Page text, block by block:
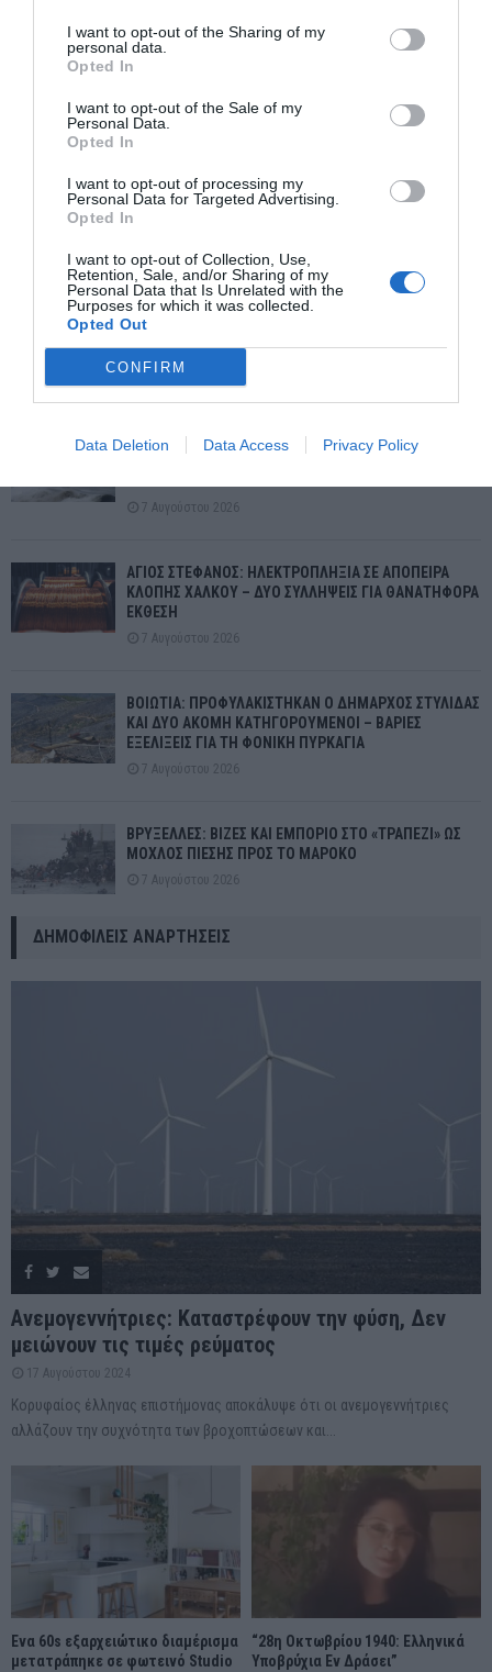
I want to opt-out of the Sharing of my
personal data.
Opted In
I want to opt-out of the Sale of my
Personal Data.
Opted In
I want to opt-out of processing my
Personal Data for Targeted Advertising.
Opted In
I want to opt-out of Collection, Use,
Retention, Sale, and/or Sharing of my
Personal Data that Is Unrelated with the
Purposes for which it was collected.
Opted Out
CONFIRM
Data Deletion Data Access Privacy Policy
Κωνσταντίνος Λεβεντάκος: Διαπραγματευτές κρίσεων της ΕΛ.
ΑΣ και Διοικητής στο Α.Τ Σπάτων.
ΠΡΌΣΦΑΤΕΣ ΔΗΜΟΣΙΕΎΣΕΙΣ
ΓΕΡΜΑΝΙΑ: Η ΜΕΤΑΠΟΙΗΣΗ ΚΑΙ ΟΙ ΕΞΑΓΩΓΕΣ ΔΙΝΟΥΝ
ΩΘΗΣΗ ΣΤΗΝ ΟΙΚΟΝΟΜΙΑ
7 Αυγούστου 2026
ΙΑΠΩΝΙΑ: ΜΑΖΙΚΕΣ ΕΚΚΕΝΩΣΕΙΣ ΚΑΙ ΧΑΟΣ ΣΤΙΣ
7 Αυγούστου 2026
ΑΓΙΟΣ ΣΤΕΦΑΝΟΣ: ΗΛΕΚΤΡΟΠΛΗΞΙΑ ΣΕ ΑΠΟΠΕΙΡΑ
ΚΛΟΠΗΣ ΧΑΛΚΟΥ – ΔΥΟ ΣΥΛΛΗΨΕΙΣ ΓΙΑ ΘΑΝΑΤΗΦΟΡΑ
ΕΚΘΕΣΗ
7 Αυγούστου 2026
ΒΟΙΩΤΙΑ: ΠΡΟΦΥΛΑΚΙΣΤΗΚΑΝ Ο ΔΗΜΑΡΧΟΣ ΣΤΥΛΙΔΑΣ
ΚΑΙ ΔΥΟ ΑΚΟΜΗ ΚΑΤΗΓΟΡΟΥΜΕΝΟΙ – ΒΑΡΙΕΣ
ΕΞΕΛΙΞΕΙΣ ΓΙΑ ΤΗ ΦΟΝΙΚΗ ΠΥΡΚΑΓΙΑ
7 Αυγούστου 2026
ΒΡΥΞΕΛΛΕΣ: ΒΙΖΕΣ ΚΑΙ ΕΜΠΟΡΙΟ ΣΤΟ «ΤΡΑΠΕΖΙ» ΩΣ
ΜΟΧΛΟΣ ΠΙΕΣΗΣ ΠΡΟΣ ΤΟ ΜΑΡΟΚΟ
7 Αυγούστου 2026
ΔΗΜΟΦΙΛΕΊΣ ΑΝΑΡΤΉΣΕΙΣ
Ανεμογεννήτριες: Καταστρέφουν την φύση, Δεν
μειώνουν τις τιμές ρεύματος
17 Αυγούστου 2024
Κορυφαίος έλληνας επιστήμονας αποκάλυψε ότι οι ανεμογεννήτριες
αλλάζουν την συχνότητα των βροχοπτώσεων και...
Ένα 60s εξαρχειώτικο διαμέρισμα
μετατράπηκε σε φωτεινό Studio
“28η Οκτωβρίου 1940: Ελληνικά
Υποβρύχια Εν Δράσει”